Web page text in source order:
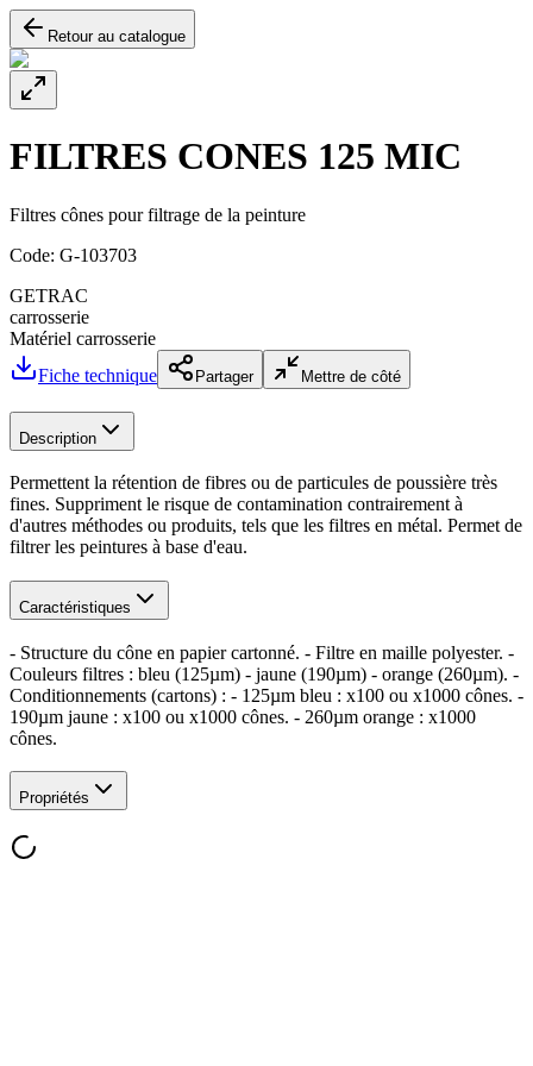
Retour au catalogue
FILTRES CONES 125 MIC
Filtres cônes pour filtrage de la peinture
Code: G-103703
GETRAC
carrosserie
Matériel carrosserie
Fiche technique
Partager Mettre de côté
Description
Permettent la rétention de fibres ou de particules de poussière très
fines. Suppriment le risque de contamination contrairement à
d'autres méthodes ou produits, tels que les filtres en métal. Permet de
filtrer les peintures à base d'eau.
Caractéristiques
- Structure du cône en papier cartonné. - Filtre en maille polyester. -
Couleurs filtres : bleu (125µm) - jaune (190µm) - orange (260µm). -
Conditionnements (cartons) : - 125µm bleu : x100 ou x1000 cônes. -
190µm jaune : x100 ou x1000 cônes. - 260µm orange : x1000
cônes.
Propriétés